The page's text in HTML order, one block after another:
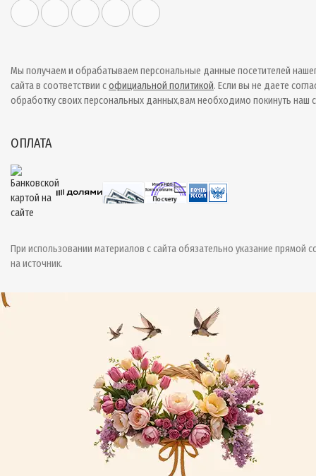
Мы получаем и обрабатываем персональные данные посетителей
сайта в соответствии софициальной политикой. Если вы не даете
обработку своих персональных данных,вам необходимо покинуть наш
ОПЛАТА
При использовании материалов с сайта обязательно указание прямой
на источник.